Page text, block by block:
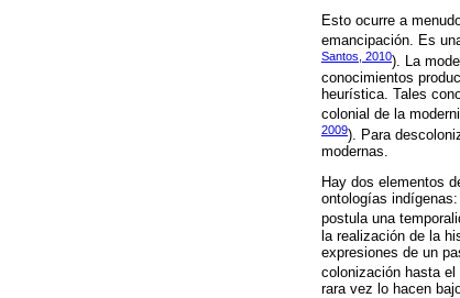
Esto ocurre a
emancipación. Es
Santos, 2010). La
conocimientos
heurística. Tales
colonial de la
2009). Para
modernas.
Hay dos elementos
ontologías
postula una
la realización de la
expresiones de un
colonización hasta el
rara vez lo hacen